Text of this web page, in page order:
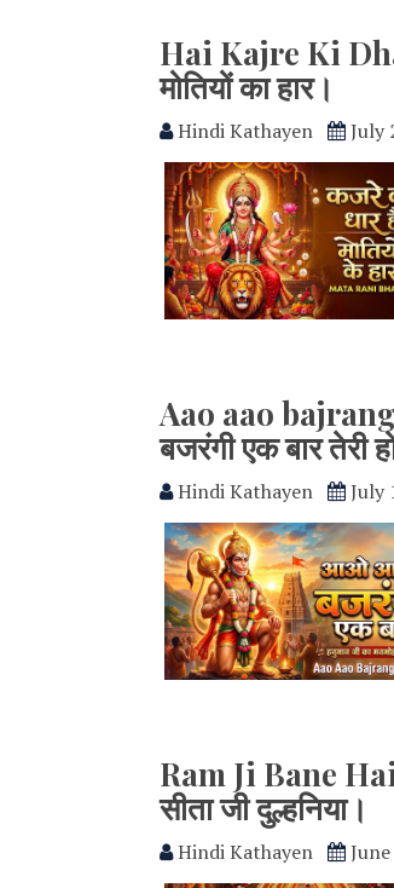
Hai Kajre Ki
मोतियों का हार।
Hindi Kathayen July
Aao aao
बजरंगी एक बार तेरी
Hindi Kathayen July
Ram Ji Bane
सीता जी दुल्हनिया।
Hindi Kathayen